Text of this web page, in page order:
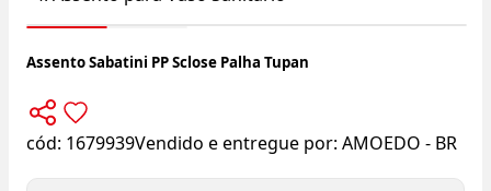
Assento Sabatini PP Sclose Palha Tupan
cód: 1679939Vendido e entregue por: AMOEDO - BR